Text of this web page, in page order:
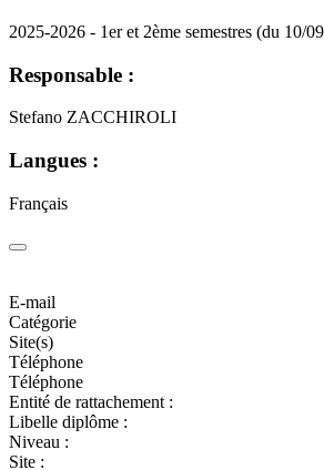
2025-2026 - 1er et 2ème semestres (du 10/
Responsable :
Stefano ZACCHIROLI
Langues :
Français
E-mail
Catégorie
Site(s)
Téléphone
Téléphone
Entité de rattachement :
Libelle diplôme :
Niveau :
Site :